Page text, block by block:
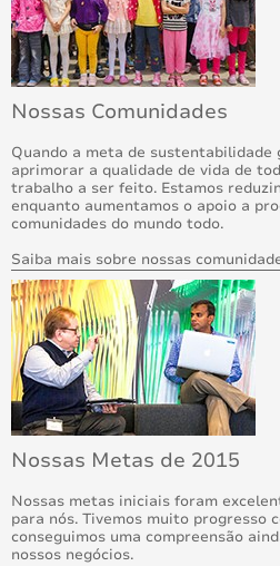
Nossas Comunidades
Quando a meta de sustentabilidade
aprimorar a qualidade de vida de
trabalho a ser feito. Estamos
enquanto aumentamos o apoio a
comunidades do mundo todo.
Saiba mais sobre nossas
Nossas Metas de 2015
Nossas metas iniciais foram
para nós. Tivemos muito progresso
conseguimos uma compreensão
nossos negócios.